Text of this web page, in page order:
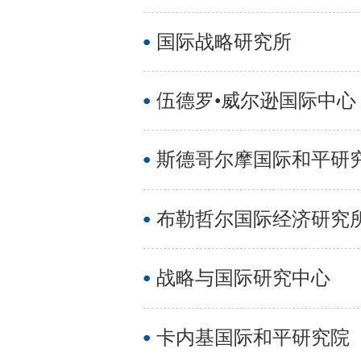
国际战略研究所
伍德罗•威尔逊国际中心
斯德哥尔摩国际和平研
布勒哲尔国际经济研究
战略与国际研究中心
卡内基国际和平研究院